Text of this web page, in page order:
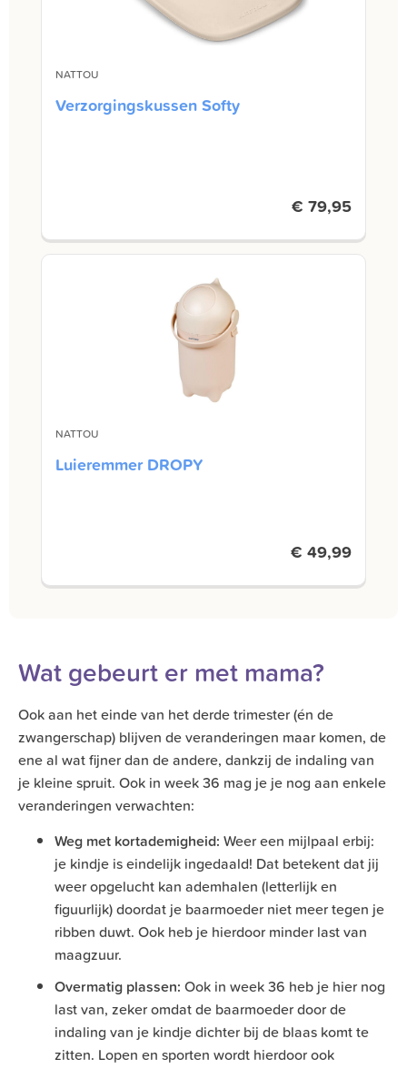
NATTOU
Verzorgingskussen Softy
€ 79,95
NATTOU
Luieremmer DROPY
€ 49,99
Wat gebeurt er met mama?
Ook aan het einde van het derde trimester (én de
zwangerschap) blijven de veranderingen maar komen, de
ene al wat fijner dan de andere, dankzij de indaling van
je kleine spruit. Ook in week 36 mag je je nog aan enkele
veranderingen verwachten:
Weg met kortademigheid: Weer een mijlpaal erbij:
je kindje is eindelijk ingedaald! Dat betekent dat jij
weer opgelucht kan ademhalen (letterlijk en
figuurlijk) doordat je baarmoeder niet meer tegen je
ribben duwt. Ook heb je hierdoor minder last van
maagzuur.
Overmatig plassen: Ook in week 36 heb je hier nog
last van, zeker omdat de baarmoeder door de
indaling van je kindje dichter bij de blaas komt te
zitten. Lopen en sporten wordt hierdoor ook